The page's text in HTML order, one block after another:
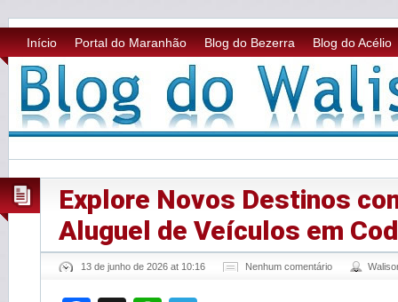
Início Portal do Maranhão Blog do Bezerra Blog do Acélio
Explore Novos Destinos
Aluguel de Veículos em
13 de junho de 2026 at 10:16 Nenhum comentário